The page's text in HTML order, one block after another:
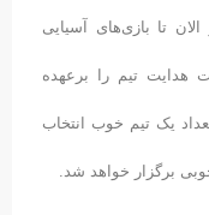
تا بازی‌های آسیایی
هدایت تیم را برعهده
تعداد یک تیم خوب انتخاب
برگزار خواهد شد.